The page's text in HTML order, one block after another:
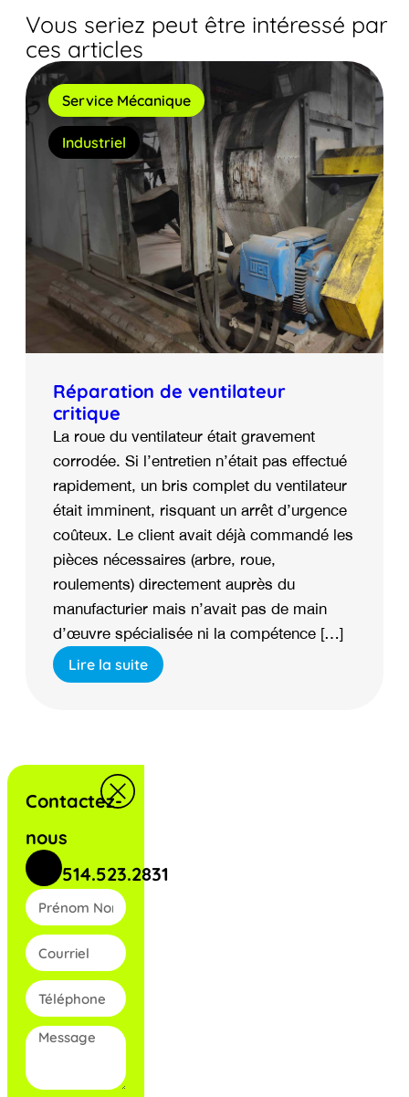
Vous seriez peut être intéressé par
ces articles
Service Mécanique
Industriel
Réparation de ventilateur
critique
La roue du ventilateur était gravement
corrodée. Si l’entretien n’était pas effectué
rapidement, un bris complet du ventilateur
était imminent, risquant un arrêt d’urgence
coûteux. Le client avait déjà commandé les
pièces nécessaires (arbre, roue,
roulements) directement auprès du
manufacturier mais n’avait pas de main
d’œuvre spécialisée ni la compétence […]
Lire la suite
Contactez-
nous
514.523.2831